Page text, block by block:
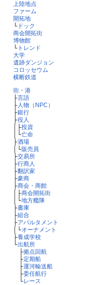
上陸地点
ファーム
開拓地
└ドック
商会開拓街
博物館
└トレンド
大学
遺跡ダンジョン
コロッセウム
横断鉄道
街・港
├言語
├人物（NPC）
├銀行
├役人
│├投資
│└亡命
├酒場
│└販売員
├交易所
├行商人
├翻訳家
├豪商
├商会・商館
│├商会開拓街
│└地方艦隊
├書庫
├組合
├アパルタメント
│└オーナメント
├養成学校
└出航所
├拠点回航
├定期船
├運河輸送船
├委任航行
└レース